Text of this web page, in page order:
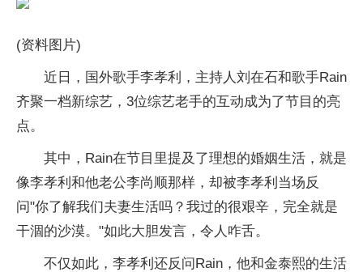
(资料图片)
近日，国外歌手李孝利，主持人刘在石和歌手Rain
齐聚一档新综艺，3位综艺老手的互动成为了节目的亮
点。
其中，Rain在节目里提及了理想的婚姻生活，就是
像李孝利和他老公李尚顺那样，却被李孝利当场反
问"你了解我们夫妻生活吗？我过的很艰辛，完全就是
干涸的沙漠。"如此大胆发言，令人咋舌。
不仅如此，李孝利还反问Rain，他和金泰熙的生活